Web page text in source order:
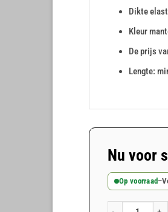
Dikte
Kleur
De prijs
Lengte:
Nu voor
Op voorraad–